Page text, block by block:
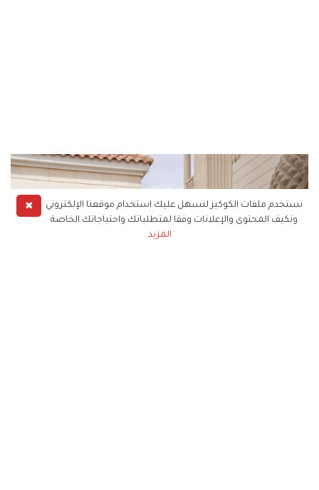
✖
نستخدم ملفات الكوكيز لنسهل عليك استخدام موقعنا الإلكتروني
ونكيف المحتوى والإعلانات وفقا لمتطلباتك واحتياجاتك الخاصة
المزيد